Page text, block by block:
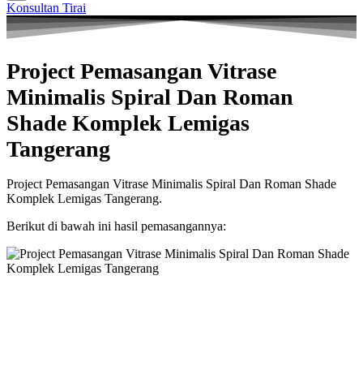
Konsultan Tirai
Project Pemasangan Vitrase
Minimalis Spiral Dan Roman
Shade Komplek Lemigas
Tangerang
Project Pemasangan Vitrase Minimalis Spiral Dan Roman Shade
Komplek Lemigas Tangerang.
Berikut di bawah ini hasil pemasangannya: